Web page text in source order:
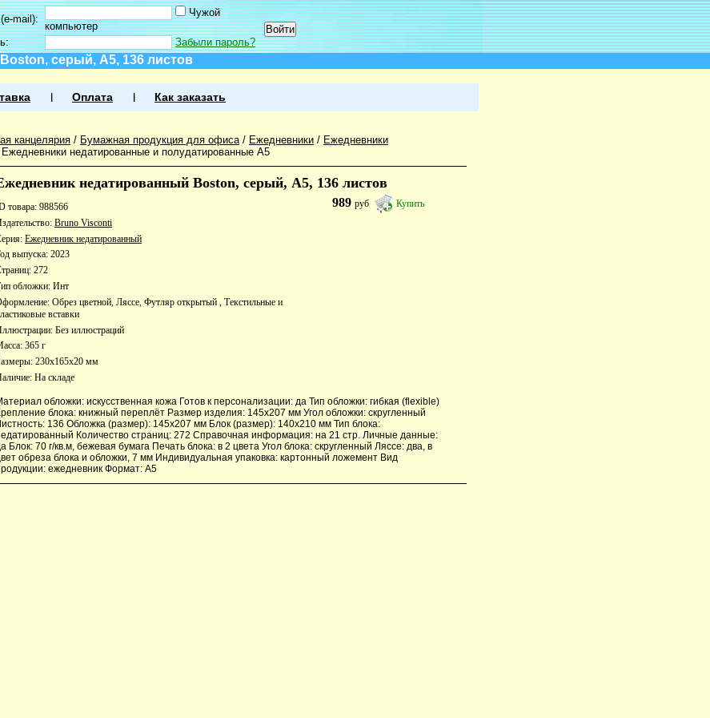
mail):
Чужой
компьютер
Забыли пароль?
серый, А5, 136 листов
Оплата Как заказать
канцелярия / Бумажная продукция для офиса/ Ежедневники / Ежедневники
Ежедневники недатированные и полудатированные А5
недатированный Boston, серый, А5, 136 листов
989руб Купить
товара: 988566
Bruno Visconti
Ежедневник недатированный
выпуска: 2023
272
обложки: Инт
Обрез цветной, Ляссе, Футляр открытый , Текстильные и
вставки
Без иллюстраций
365 г
230x165x20 мм
На складе
обложки: искусственная кожа Готов к персонализации: да Тип обложки: гибкая (flexible)
блока: книжный переплёт Размер изделия: 145х207 мм Угол обложки: скругленный
136 Обложка (размер): 145х207 мм Блок (размер): 140х210 мм Тип блока:
Количество страниц: 272 Справочная информация: на 21 стр. Личные данные:
Блок: 70 г/кв.м, бежевая бумага Печать блока: в 2 цвета Угол блока: скругленный Ляссе: два, в
обреза блока и обложки, 7 мм Индивидуальная упаковка: картонный ложемент Вид
ежедневник Формат: А5